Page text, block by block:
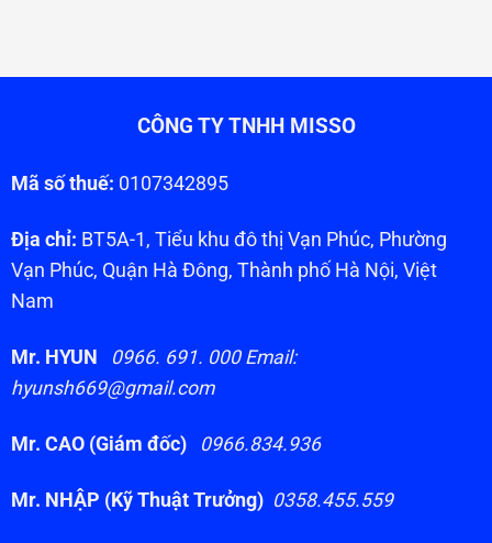
CÔNG TY TNHH MISSO
Mã số thuế: 0107342895
Địa chỉ: BT5A-1, Tiểu khu đô thị Vạn Phúc, Phường
Vạn Phúc, Quận Hà Đông, Thành phố Hà Nội, Việt
Nam
Mr. HYUN
0966. 691. 000 Email:
hyunsh669@gmail.com
Mr. CAO (Giám đốc) 0966.834.936
Mr. NHẬP (Kỹ Thuật Trưởng) 0358.455.559